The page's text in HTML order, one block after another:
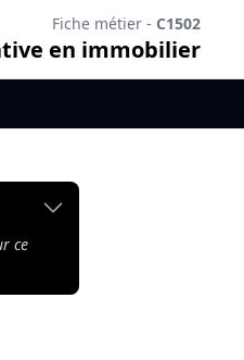
Fiche métier - C1502
en immobilier
ce